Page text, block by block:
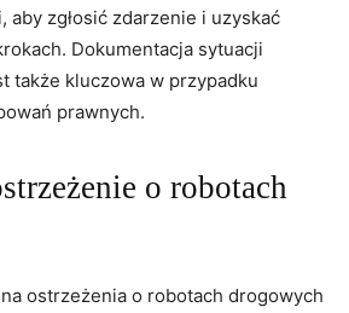
⁢aby zgłosić zdarzenie i uzyskać
Dokumentacja sytuacji
także kluczowa w przypadku
prawnych.
o robotach⁣
ostrzeżenia o ⁢robotach drogowych